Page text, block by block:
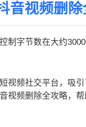
音视频删除
制字节数在大约3000
视频社交平台，吸
视频删除全攻略，